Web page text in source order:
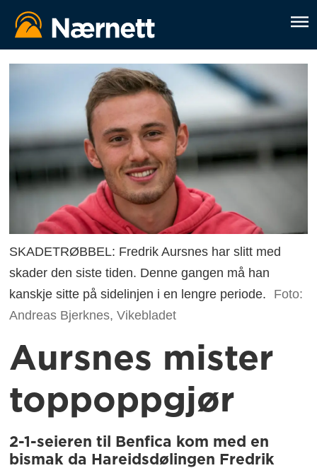
SKADETRØBBEL: Fredrik Aursnes har slitt med
skader den siste tiden. Denne gangen må han
kanskje sitte på sidelinjen i en lengre periode.
Foto:
Andreas Bjerknes, Vikebladet
Aursnes mister
toppoppgjør
2-1-seieren til Benfica kom med en
bismak da Hareidsdølingen Fredrik